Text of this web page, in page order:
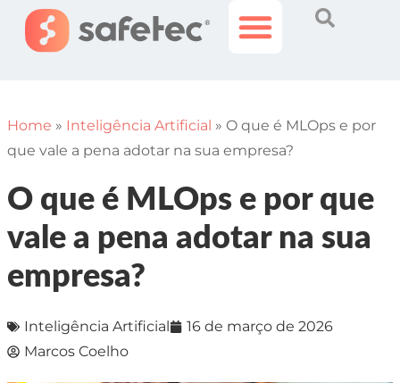
Home » Inteligência Artificial » O que é MLOps e por
que vale a pena adotar na sua empresa?
O que é MLOps e por que
vale a pena adotar na sua
empresa?
Inteligência Artificial
16 de março de 2026
Marcos Coelho